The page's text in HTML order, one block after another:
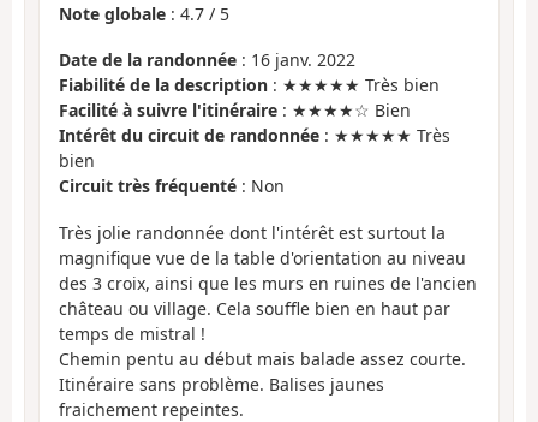
Note globale : 4.7 / 5
Date de la randonnée : 16 janv. 2022
Fiabilité de la description : ★★★★★ Très bien
Facilité à suivre l'itinéraire : ★★★★☆ Bien
Intérêt du circuit de randonnée : ★★★★★ Très
bien
Circuit très fréquenté : Non
Très jolie randonnée dont l'intérêt est surtout la
magnifique vue de la table d'orientation au niveau
des 3 croix, ainsi que les murs en ruines de l'ancien
château ou village. Cela souffle bien en haut par
temps de mistral !
Chemin pentu au début mais balade assez courte.
Itinéraire sans problème. Balises jaunes
fraichement repeintes.